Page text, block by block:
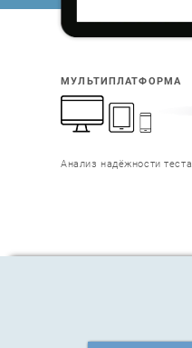
МУЛЬТИПЛАТФОРМА
Анализ надёжности теста